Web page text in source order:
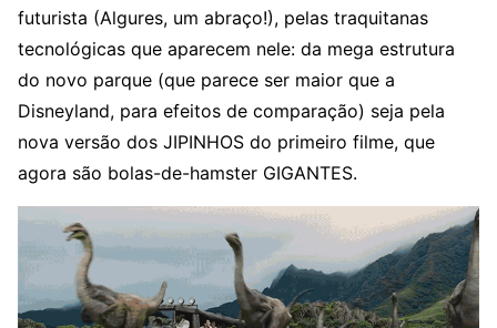
futurista (Algures, um abraço!), pelas traquitanas
tecnológicas que aparecem nele: da mega estrutura
do novo parque (que parece ser maior que a
Disneyland, para efeitos de comparação) seja pela
nova versão dos JIPINHOS do primeiro filme, que
agora são bolas-de-hamster GIGANTES.